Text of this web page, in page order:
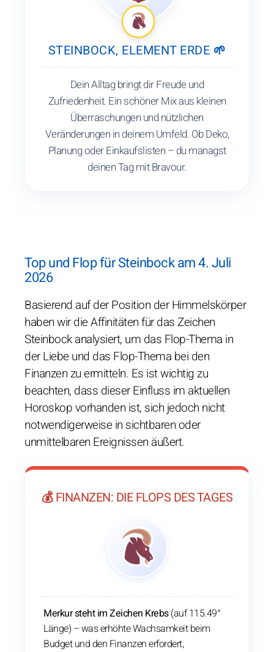
STEINBOCK, ELEMENT ERDE 🌱
Dein Alltag bringt dir Freude und
Zufriedenheit. Ein schöner Mix aus kleinen
Überraschungen und nützlichen
Veränderungen in deinem Umfeld. Ob Deko,
Planung oder Einkaufslisten – du managst
deinen Tag mit Bravour.
Top und Flop für Steinbock am 4. Juli
2026
Basierend auf der Position der Himmelskörper
haben wir die Affinitäten für das Zeichen
Steinbock analysiert, um das Flop-Thema in
der Liebe und das Flop-Thema bei den
Finanzen zu ermitteln. Es ist wichtig zu
beachten, dass dieser Einfluss im aktuellen
Horoskop vorhanden ist, sich jedoch nicht
notwendigerweise in sichtbaren oder
unmittelbaren Ereignissen äußert.
💰 FINANZEN: DIE FLOPS DES TAGES
Merkur steht im Zeichen Krebs(auf 115.49°
Länge) – was erhöhte Wachsamkeit beim
Budget und den Finanzen erfordert,